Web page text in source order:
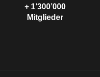
+ 1’300’000
Mitglieder